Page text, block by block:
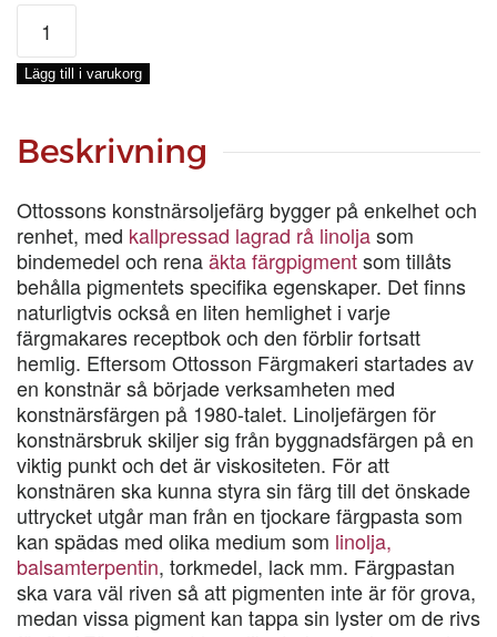
ALIZARIN
KRAPPLACK
LJUS
TUBFÄRG,
ML
mängd
Lägg till i varukorg
Beskrivning
Ottossons konstnärsoljefärg bygger på enkelhet och
renhet, med kallpressad lagrad rå linoljasom
bindemedel och renaäkta färgpigmentsom tillåts
behålla pigmentets specifika egenskaper. Det finns
naturligtvis också en liten hemlighet i varje
färgmakares receptbok och den förblir fortsatt
hemlig. Eftersom Ottosson Färgmakeri startades av
en konstnär så började verksamheten med
konstnärsfärgen på 1980-talet. Linoljefärgen för
konstnärsbruk skiljer sig från byggnadsfärgen på en
viktig punkt och det är viskositeten. För att
konstnären ska kunna styra sin färg till det önskade
uttrycket utgår man från en tjockare färgpasta som
kan spädas med olika medium som linolja,
balsamterpentin, torkmedel, lack mm. Färgpastan
ska vara väl riven så att pigmenten inte är för grova,
medan vissa pigment kan tappa sin lyster om de rivs